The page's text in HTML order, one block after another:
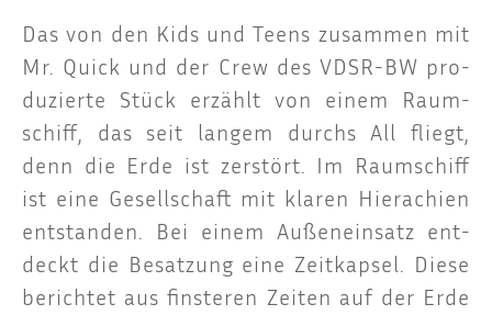
Das von den Kids und Teens zusam­men mit
Mr. Quick und der Crew des VDSR-BW pro­
du­zier­te Stück erzählt von einem Raum­
schiff, das seit lan­gem durchs All fliegt,
denn die Erde ist zer­stört. Im Raum­schiff
ist eine Gesell­schaft mit kla­ren Hiera­chien
ent­stan­den. Bei einem Außen­ein­satz ent­
deckt die Besat­zung eine Zeit­kap­sel. Die­se
berich­tet aus fins­te­ren Zei­ten auf der Erde